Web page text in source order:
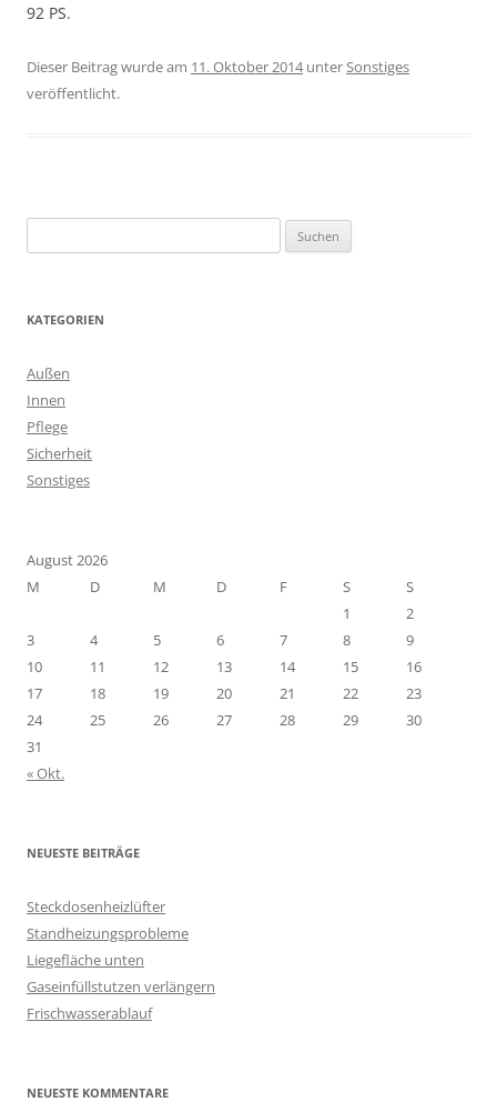
92 PS.
Dieser Beitrag wurde am 11. Oktober 2014unterSonstiges
veröffentlicht.
nach:
KATEGORIEN
Außen
Innen
Pflege
Sicherheit
Sonstiges
August 2026
M
D M D F S
S
1
2
3
4 5 6 7 8
9
10
11 12 13 14 15
16
17
18 19 20 21 22
23
24
25 26 27 28 29
30
31
« Okt.
NEUESTE BEITRÄGE
Steckdosenheizlüfter
Standheizungsprobleme
Liegefläche unten
Gaseinfüllstutzen verlängern
Frischwasserablauf
NEUESTE KOMMENTARE